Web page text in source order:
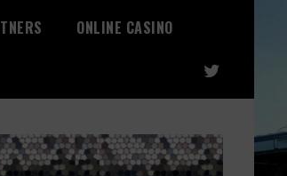
ONLINE CASINO